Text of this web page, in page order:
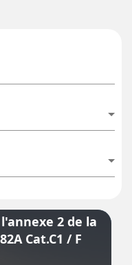
2 de la
Cat.C1 / F